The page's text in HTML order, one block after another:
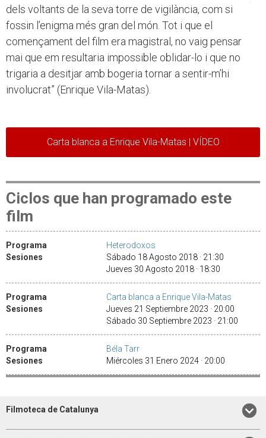
dels voltants de la seva torre de vigilància, com si
fossin l’enigma més gran del món. Tot i que el
començament del film era magistral, no vaig pensar
mai que em resultaria impossible oblidar-lo i que no
trigaria a desitjar amb bogeria tornar a sentir-m’hi
involucrat” (Enrique Vila-Matas).
Carta blanca a Enrique Vila-Matas | VÍDEO
Ciclos que han programado este
film
Programa
Heterodoxos
Sesiones
Sábado 18 Agosto 2018 · 21:30
Jueves 30 Agosto 2018 · 18:30
Programa
Carta blanca a Enrique Vila-Matas
Sesiones
Jueves 21 Septiembre 2023 · 20:00
Sábado 30 Septiembre 2023 · 21:00
Programa
Béla Tarr
Sesiones
Miércoles 31 Enero 2024 · 20:00
Filmoteca de Catalunya